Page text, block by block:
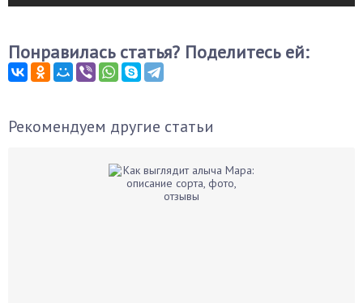
Понравилась статья? Поделитесь ей:
Рекомендуем другие статьи